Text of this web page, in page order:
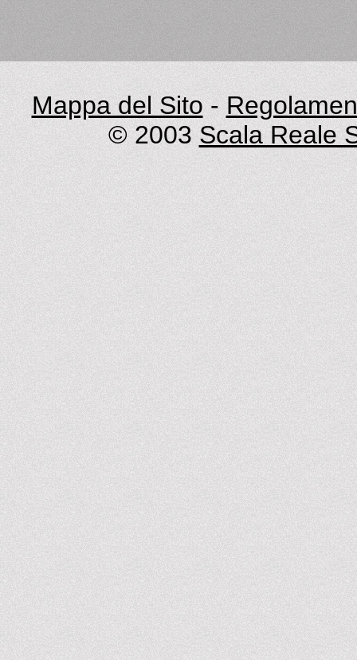
Mappa del Sito -
© 2003 Scala Reale